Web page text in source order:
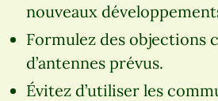
nouveaux
Formulez des objections
d’antennes prévus.
Évitez d’utiliser les